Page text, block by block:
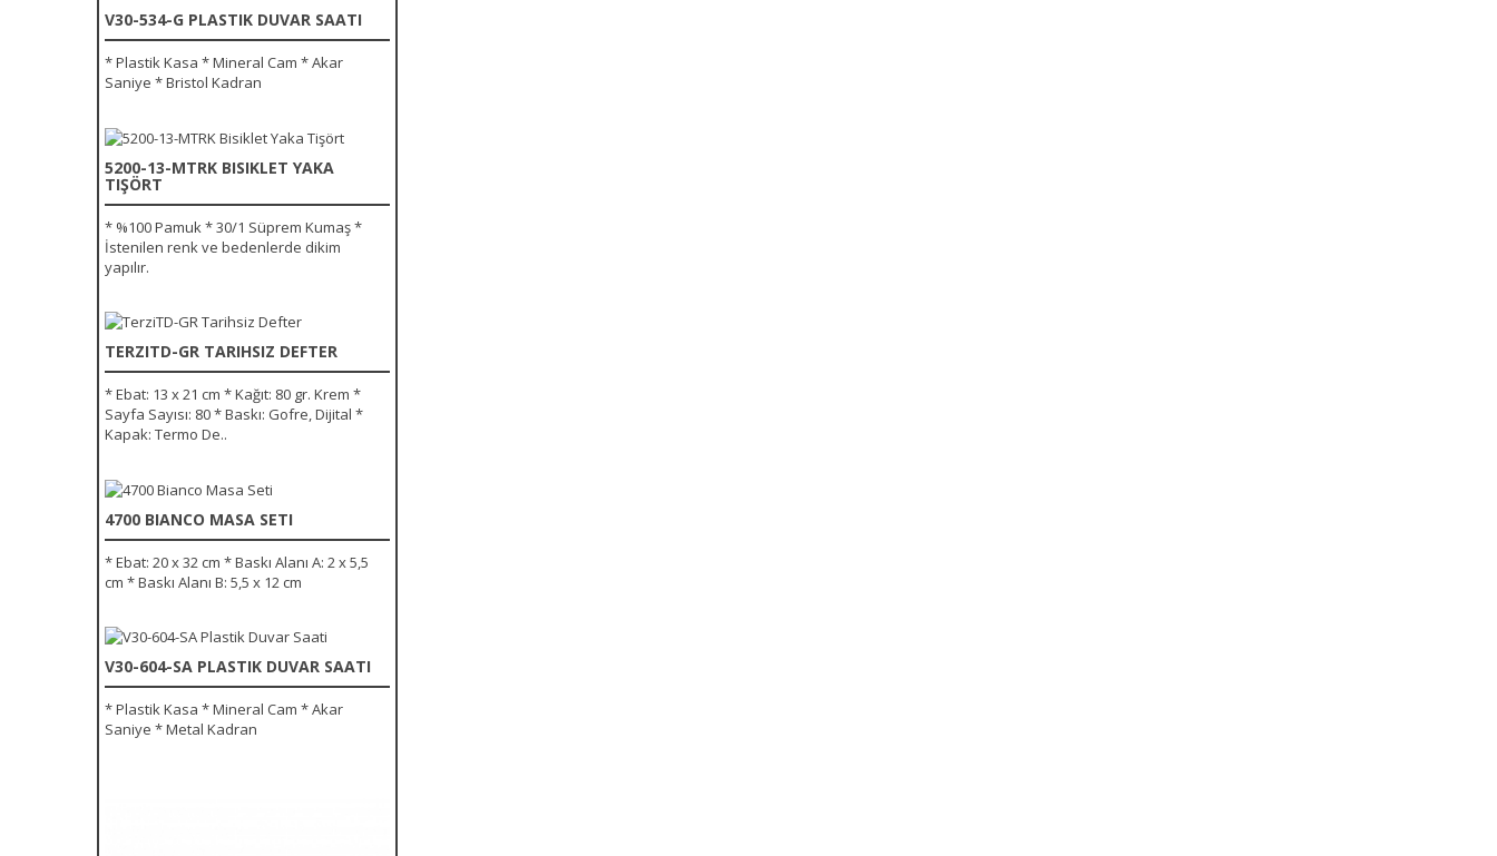
V30-534-G PLASTIK DUVAR SAATI
* Plastik Kasa * Mineral Cam * Akar
Saniye * Bristol Kadran
5200-13-MTRK BISIKLET YAKA
TIŞÖRT
* %100 Pamuk * 30/1 Süprem Kumaş *
İstenilen renk ve bedenlerde dikim
yapılır.
TERZITD-GR TARIHSIZ DEFTER
* Ebat: 13 x 21 cm * Kağıt: 80 gr. Krem *
Sayfa Sayısı: 80 * Baskı: Gofre, Dijital *
Kapak: Termo De..
4700 BIANCO MASA SETI
* Ebat: 20 x 32 cm * Baskı Alanı A: 2 x 5,5
cm * Baskı Alanı B: 5,5 x 12 cm
V30-604-SA PLASTIK DUVAR SAATI
* Plastik Kasa * Mineral Cam * Akar
Saniye * Metal Kadran